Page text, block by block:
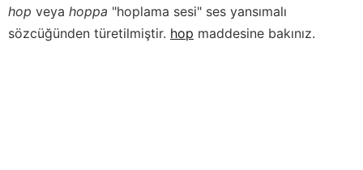
hop veya hoppa "hoplama sesi" ses yansımalı
sözcüğünden türetilmiştir. hop maddesine bakınız.